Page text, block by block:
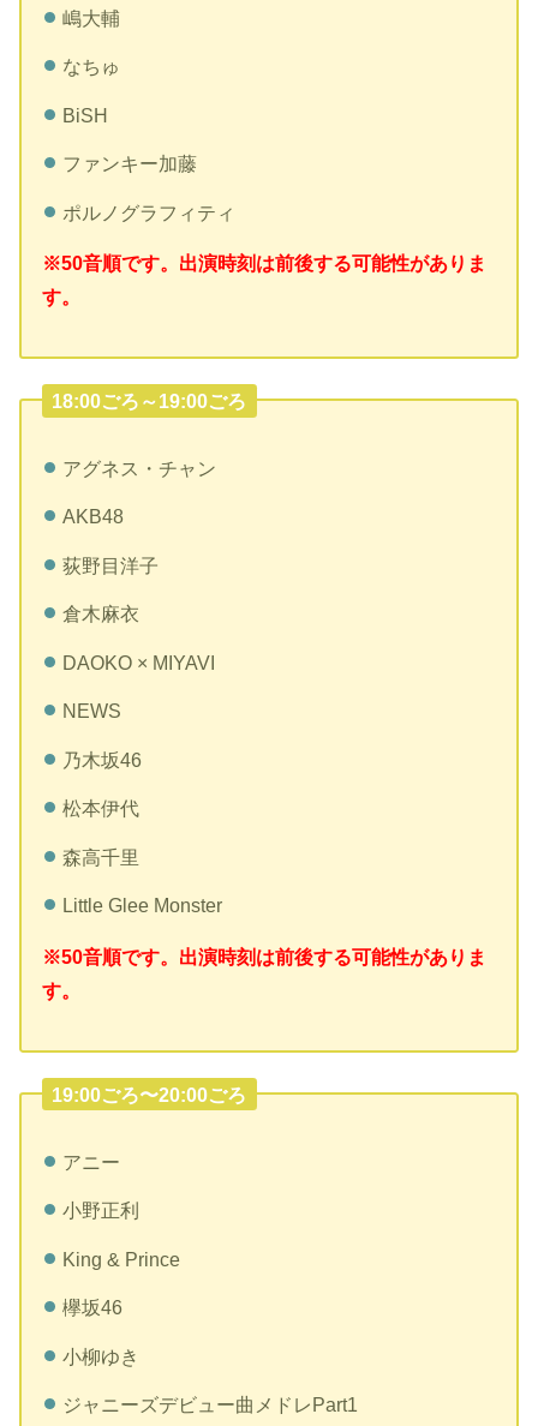
嶋大輔
なちゅ
BiSH
ファンキー加藤
ポルノグラフィティ
※50音順です。出演時刻は前後する可能性がありま
す。
18:00ごろ～19:00ごろ
アグネス・チャン
AKB48
荻野目洋子
倉木麻衣
DAOKO × MIYAVI
NEWS
乃木坂46
松本伊代
森高千里
Little Glee Monster
※50音順です。出演時刻は前後する可能性がありま
す。
19:00ごろ〜20:00ごろ
アニー
小野正利
King & Prince
欅坂46
小柳ゆき
ジャニーズデビュー曲メドレPart1